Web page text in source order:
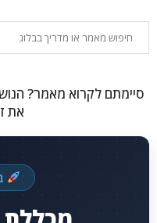
סיימתם לקרוא מאמר?
את